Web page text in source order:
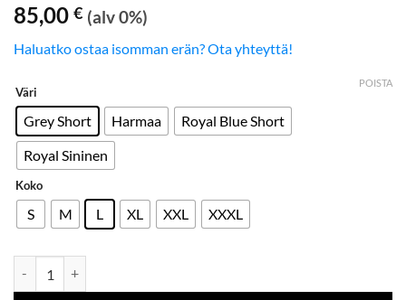
85,00 € (alv 0%)
Haluatko ostaa isomman erän? Ota yhteyttä!
Väri
Grey Short Harmaa
Royal Blue Short
Royal Sininen
Koko
S M L XL XXL XXXL
POISTA